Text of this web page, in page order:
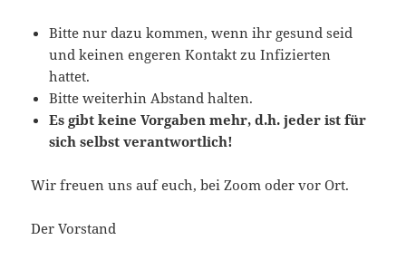
Bitte nur dazu kommen, wenn ihr gesund seid
und keinen engeren Kontakt zu Infizierten
hattet.
Bitte weiterhin Abstand halten.
Es gibt keine Vorgaben mehr, d.h. jeder ist für
sich selbst verantwortlich!
Wir freuen uns auf euch, bei Zoom oder vor Ort.
Der Vorstand